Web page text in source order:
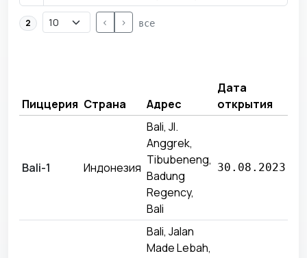
2 < > все
Пиццерия Страна Адрес
Дата
открытия
Bali-1 Индонезия
Bali, Jl.
Anggrek,
Tibubeneng,
Badung
Regency,
Bali
30.08.2023
Bali, Jalan
Made Lebah,